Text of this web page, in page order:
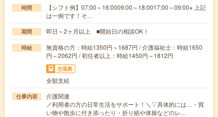
時間
【シフト例】07:00～16:0009:00～18:0017:00～09:00※ 上記
は一例です！そ…
期間 即日～2ヶ月以上 ■開始日の相談OK！
時給
無資格の方：時給1350円～1687円 / 介護福祉士：時給1650
円～2062円 / 初任者以上：時給1450円～1812円
交通費
全額支給
仕事内容
介護関連
／利用者の方の日常生活をサポート！＼▽具体的には…・買
い物や散歩に付き添ったり・折り紙や体操などのレ…